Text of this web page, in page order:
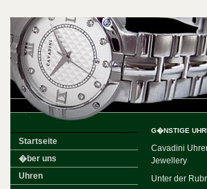
Startseite
�ber uns
Uhren
G�NSTIGE
Cavadini
Jewellery
Unter der